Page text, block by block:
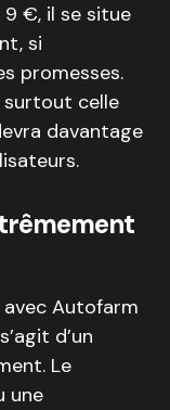
€, il se situe
si
promesses.
surtout celle
davantage
Autofarm
d’un
Le
une